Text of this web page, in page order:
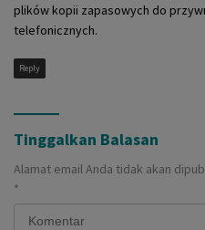
plików kopii zapasowych do
telefonicznych.
Reply
Tinggalkan Balasan
Alamat email Anda tidak akan
*